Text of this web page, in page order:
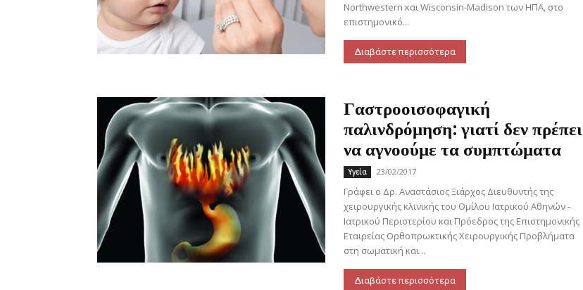
Northwestern και Wisconsin-Madison των ΗΠΑ, στο
επιστημονικό...
Διαβάστε περισσότερα
Γαστροοισοφαγική
παλινδρόμηση: γιατί δεν πρέπει
να αγνοούμε τα συμπτώματα
Υγεία 23/02/2017
Γράφει ο Δρ. Αναστάσιος Ξιάρχος Διευθυντής της
χειρουργικής κλινικής του Ομίλου Ιατρικού Αθηνών -
Ιατρικού Περιστερίου και Πρόεδρος της Επιστημονικής
Εταιρείας Ορθοπρωκτικής Χειρουργικής Προβλήματα
στη σωματική και...
Διαβάστε περισσότερα